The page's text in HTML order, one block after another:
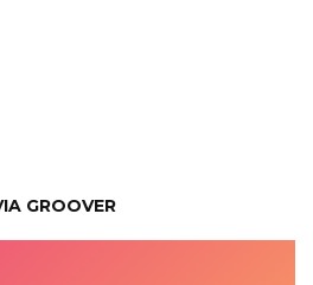
GROOVER